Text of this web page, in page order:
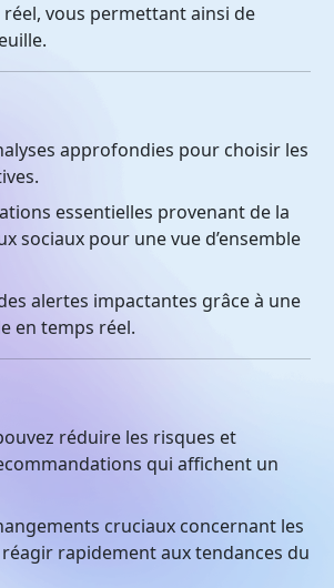
vous permettant ainsi de
approfondies pour choisir les
essentielles provenant de la
sociaux pour une vue d’ensemble
alertes impactantes grâce à une
en temps réel.
réduire les risques et
qui affichent un
cruciaux concernant les
rapidement aux tendances du